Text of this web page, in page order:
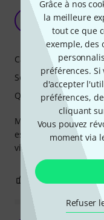
Grâce à nos
la meilleure
tout ce que
exemple, des
préférences.
d'accepter
préférences,
cliquant
Vous pouvez
moment via
Refuser
Belle guitare,
micros.
Ma seconde tentative
est renommée, le
vieille dame qui séduit
Caractéristiques
Son
Qualité de fabrication